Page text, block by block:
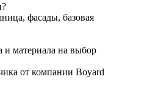
фасады, базовая
и материала на выбор
от компании Boyard